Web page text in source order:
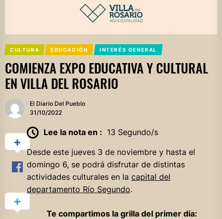
CULTURA EDUCACIÓN INTERÉS GENERAL
COMIENZA EXPO EDUCATIVA Y CULTURAL
EN VILLA DEL ROSARIO
El Diario Del Pueblo
31/10/2022
Lee la nota en : 13 Segundo/s
Desde este jueves 3 de noviembre y hasta el
domingo 6, se podrá disfrutar de distintas
actividades culturales en la capital del
departamento Río Segundo.
Te compartimos la grilla del primer día: